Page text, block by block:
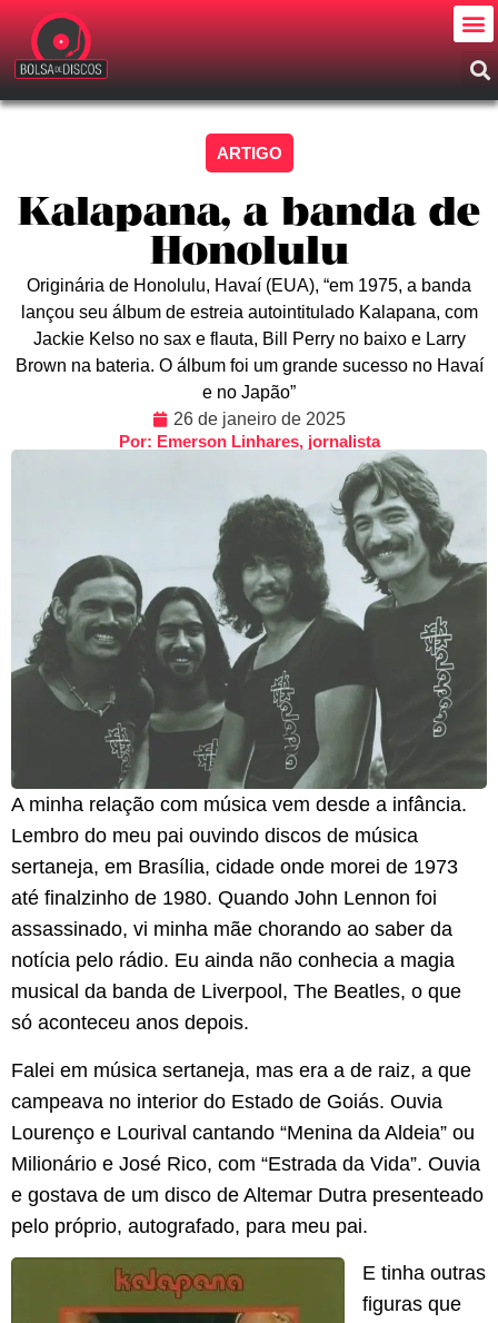
ARTIGO
Kalapana, a banda de
Honolulu
Originária de Honolulu, Havaí (EUA), “em 1975, a banda
lançou seu álbum de estreia autointitulado Kalapana, com
Jackie Kelso no sax e flauta, Bill Perry no baixo e Larry
Brown na bateria. O álbum foi um grande sucesso no Havaí
e no Japão”
26 de janeiro de 2025
Por: Emerson Linhares, jornalista
A minha relação com música vem desde a infância.
Lembro do meu pai ouvindo discos de música
sertaneja, em Brasília, cidade onde morei de 1973
até finalzinho de 1980. Quando John Lennon foi
assassinado, vi minha mãe chorando ao saber da
notícia pelo rádio. Eu ainda não conhecia a magia
musical da banda de Liverpool, The Beatles, o que
só aconteceu anos depois.
Falei em música sertaneja, mas era a de raiz, a que
campeava no interior do Estado de Goiás. Ouvia
Lourenço e Lourival cantando “Menina da Aldeia” ou
Milionário e José Rico, com “Estrada da Vida”. Ouvia
e gostava de um disco de Altemar Dutra presenteado
pelo próprio, autografado, para meu pai.
E tinha outras
figuras que